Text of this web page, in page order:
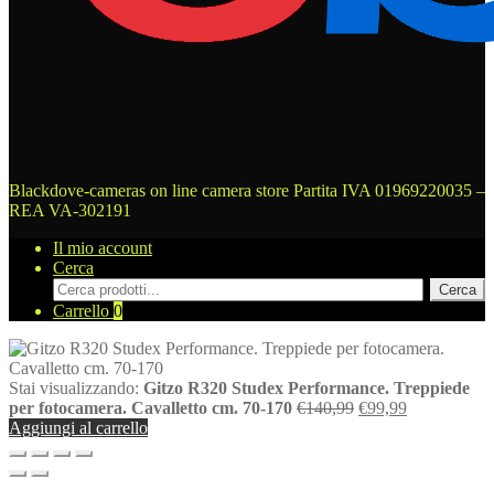
Blackdove-cameras on line camera store Partita IVA 01969220035 –
REA VA-302191
Il mio account
Cerca
Cerca
prodotti
Cerca
Carrello 0
Stai visualizzando: Gitzo R320 Studex Performance. Treppiede
per fotocamera. Cavalletto cm. 70-170 €140,99 Il
€99,99Il
Aggiungi al carrello